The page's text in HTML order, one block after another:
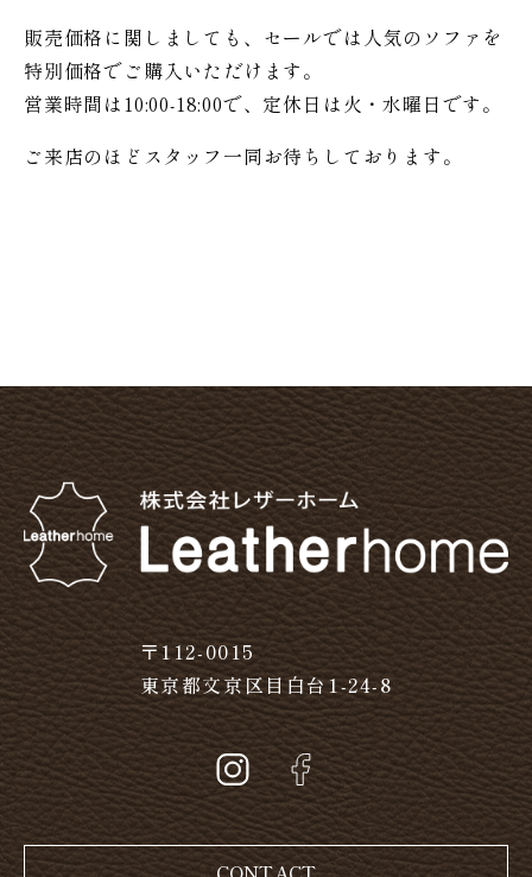
販売価格に関しましても、セールでは人気のソファを
特別価格でご購入いただけます。
営業時間は10:00-18:00で、定休日は火・水曜日です。
ご来店のほどスタッフ一同お待ちしております。
〒112-0015
東京都文京区目白台1-24-8